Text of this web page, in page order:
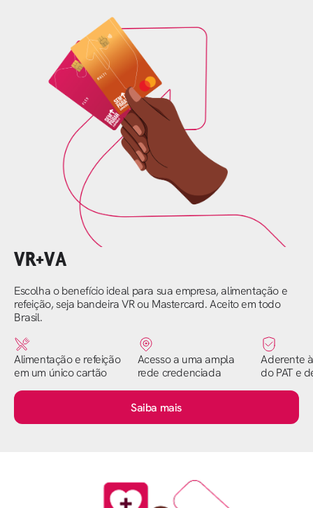
VR+VA
Escolha o benefício ideal para sua empresa, alimentação e
refeição, seja bandeira VR ou Mastercard. Aceito em todo
Brasil.
Alimentação e refeição
em um único cartão
Acesso a uma ampla
rede credenciada
Aderente
do PAT e
Saiba mais